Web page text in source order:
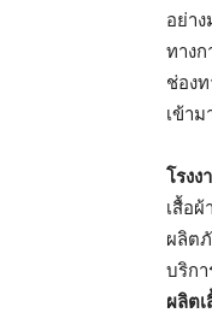
อย่า
ทาง
ช่อง
เข้า
โรงง
เสื้อ
ผลิต
บริกา
ผลิต